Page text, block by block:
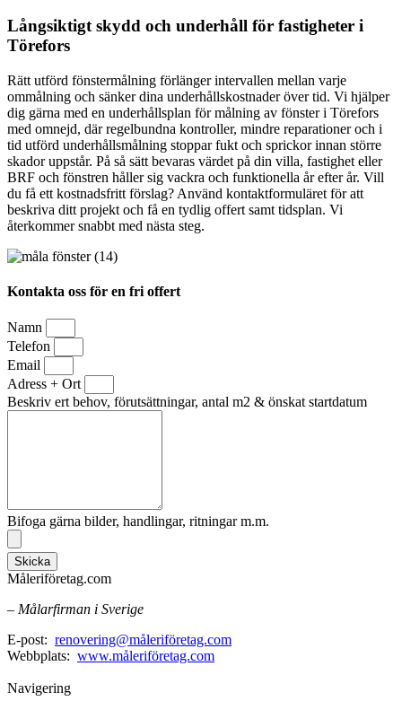
Långsiktigt skydd och underhåll för fastigheter i
Törefors
Rätt utförd fönstermålning förlänger intervallen mellan varje
ommålning och sänker dina underhållskostnader över tid. Vi hjälper
dig gärna med en underhållsplan för målning av fönster i Törefors
med omnejd, där regelbundna kontroller, mindre reparationer och i
tid utförd underhållsmålning stoppar fukt och sprickor innan större
skador uppstår. På så sätt bevaras värdet på din villa, fastighet eller
BRF och fönstren håller sig vackra och funktionella år efter år. Vill
du få ett kostnadsfritt förslag? Använd kontaktformuläret för att
beskriva ditt projekt och få en tydlig offert samt tidsplan. Vi
återkommer snabbt med nästa steg.
Kontakta oss för en fri offert
Namn
Telefon
Email
Adress + Ort
Beskriv ert behov, förutsättningar, antal m2 & önskat startdatum
Bifoga gärna bilder, handlingar, ritningar m.m.
Skicka
Måleriföretag.com
– Målarfirman i Sverige
E-post: renovering@måleriföretag.com
Webbplats: www.måleriföretag.com
Navigering